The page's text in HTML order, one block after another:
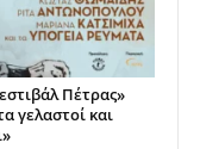
Πέτρας»
γελαστοί και